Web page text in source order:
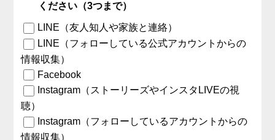
ください（3つまで）
LINE（友人知人や家族と連絡）
LINE（フォローしている公式アカウントからの
情報収集）
Facebook
Instagram（ストーリーズやインスタLIVEの視
聴）
Instagram（フォローしているアカウントからの
情報収集）